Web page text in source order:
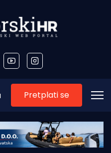
Pretplati se